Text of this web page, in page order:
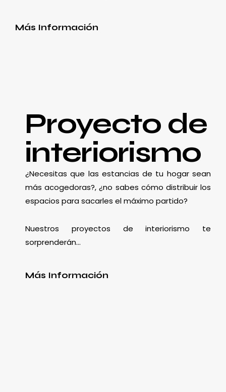
Más Información
Proyecto de
interiorismo
¿Necesitas que las estancias de tu hogar sean
más acogedoras?, ¿no sabes cómo distribuir los
espacios para sacarles el máximo partido?
Nuestros proyectos de interiorismo te
sorprenderán…
Más Información